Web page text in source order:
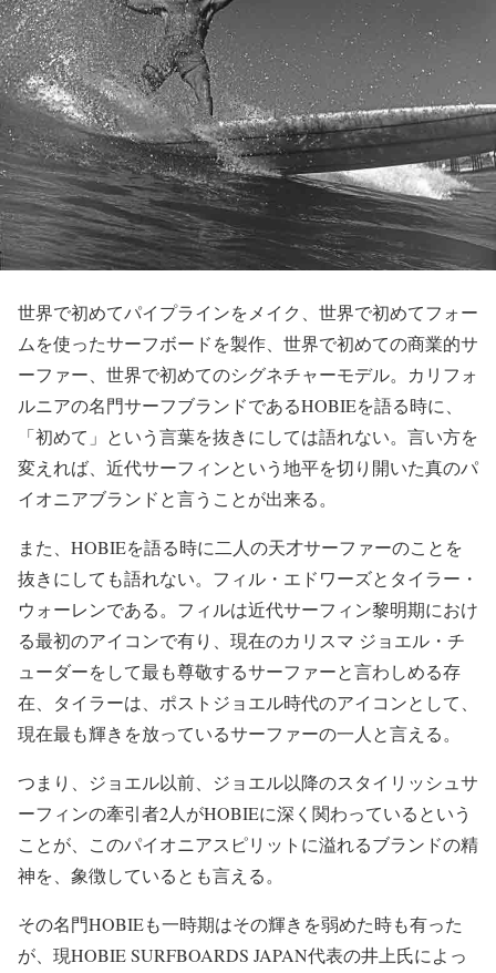
世界で初めてパイプラインをメイク、世界で初めてフォー
ムを使ったサーフボードを製作、世界で初めての商業的サ
ーファー、世界で初めてのシグネチャーモデル。カリフォ
ルニアの名門サーフブランドであるHOBIEを語る時に、
「初めて」という言葉を抜きにしては語れない。言い方を
変えれば、近代サーフィンという地平を切り開いた真のパ
イオニアブランドと言うことが出来る。
また、HOBIEを語る時に二人の天才サーファーのことを
抜きにしても語れない。フィル・エドワーズとタイラー・
ウォーレンである。フィルは近代サーフィン黎明期におけ
る最初のアイコンで有り、現在のカリスマ ジョエル・チ
ューダーをして最も尊敬するサーファーと言わしめる存
在、タイラーは、ポストジョエル時代のアイコンとして、
現在最も輝きを放っているサーファーの一人と言える。
つまり、ジョエル以前、ジョエル以降のスタイリッシュサ
ーフィンの牽引者2人がHOBIEに深く関わっているという
ことが、このパイオニアスピリットに溢れるブランドの精
神を、象徴しているとも言える。
その名門HOBIEも一時期はその輝きを弱めた時も有った
が、現HOBIE SURFBOARDS JAPAN代表の井上氏によっ